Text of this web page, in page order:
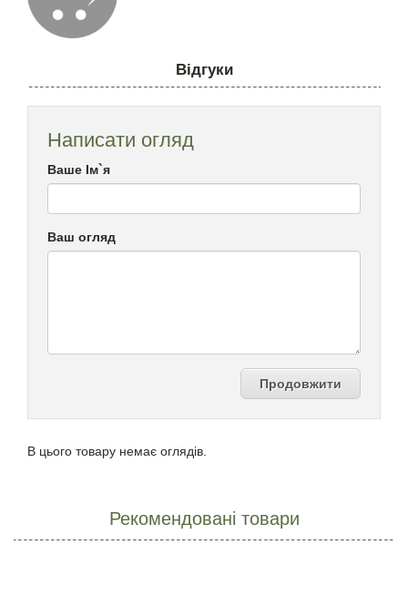
Відгуки
Написати огляд
Ваше Ім`я
Ваш огляд
Продовжити
В цього товару немає оглядів.
Рекомендовані товари